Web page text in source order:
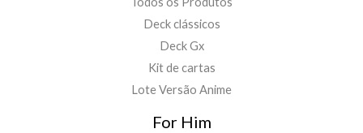
Deck clássicos
Deck Gx
Kit de cartas
Lote Versão Anime
For Him